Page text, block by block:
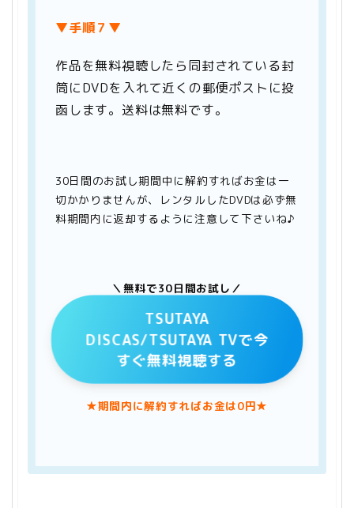
▼手順７▼
作品を無料視聴したら同封されている封
筒にDVDを入れて近くの郵便ポストに投
函します。送料は無料です。
30日間のお試し期間中に解約すればお金は一
切かかりませんが、レンタルしたDVDは必ず無
料期間内に返却するように注意して下さいね♪
＼無料で30日間お試し／
TSUTAYA
DISCAS/TSUTAYA TVで今
すぐ無料視聴する
★期間内に解約すればお金は0円★